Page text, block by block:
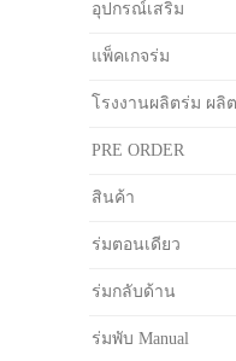
อุปกรณ์เสริม
แพ็คเกจร่ม
โรงงานผลิตร่ม ผลิ
PRE ORDER
สินค้า
ร่มตอนเดียว
ร่มกลับด้าน
ร่มพับ Manual